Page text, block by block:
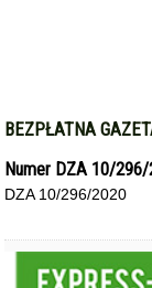
BEZPŁATNA
Numer DZA 10/
DZA 10/296/2020